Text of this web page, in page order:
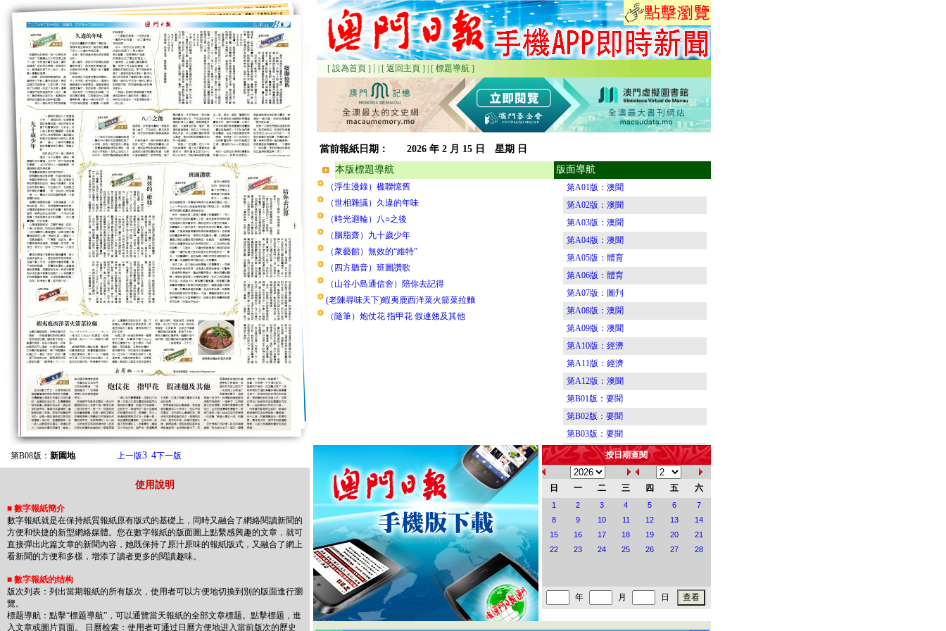
使用說明
■ 數字報紙簡介
數字報紙就是在保持紙質報紙原有版式的基礎上，同時又融合了網絡閱讀新聞的
方便和快捷的新型網絡媒體。您在數字報紙的版面圖上點繫感興趣的文章，就可
直接彈出此篇文章的新聞內容，她既保持了原汁原味的報紙版式，又融合了網上
看新聞的方便和多樣，增添了讀者更多的閱讀趣味。
■ 數字報紙的结构
版次列表：列出當期報紙的所有版次，使用者可以方便地切換到別的版面進行瀏
覽。
標题導航：點擊“標题導航”，可以通覽當天報紙的全部文章標题。點擊標题，進
入文章或圖片頁面。 日曆检索：使用者可通过日曆方便地进入當前版次的歷史
[ 設為首頁 ] [ 返回主頁 ] [ 標題導航 ]
當前報紙日期： 2026 年 2 月 15 日 星期 日
本版標題導航
版面導航
（浮生漫錄）楹聯憶舊
（世相雜議）久違的年味
（時光迴輪）八○之後
（胭脂齋）九十歲少年
（衆藝館）無效的“維特”
（四方聽音）班圖讚歌
（山谷小島通信舍）陪你去記得
(老陳尋味天下)蝦夷鹿西洋菜火箭菜拉麵
（隨筆）炮仗花 指甲花 假連翹及其他
第A01版：澳聞
第A02版：澳聞
第A03版：澳聞
第A04版：澳聞
第A05版：體育
第A06版：體育
第A07版：圖刋
第A08版：澳聞
第A09版：澳聞
第A10版：經濟
第A11版：經濟
第A12版：澳聞
第B01版：要聞
第B02版：要聞
第B03版：要聞
第B04版：要聞
第B05版：要聞
第B06版：港聞
第B07版：澳門街
第B08版：新園地
第C01版：藝海
第C04版：藝海
第C06版：食經
第B08版： 新園地 上一版3 4下一版 按日期查閱
日 一 二 三 四 五 六
1 2 3 4 5 6
7
8
9 10 11 12 13
14
15
16 17 18 19 20
21
22
23 24 25 26 27 28
年 月 日